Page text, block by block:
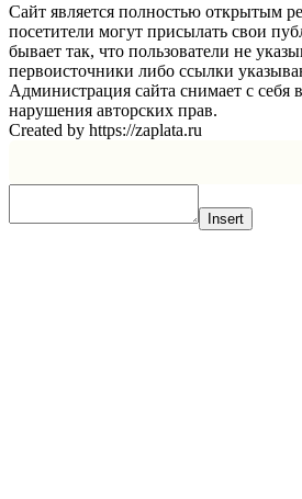
Сайт является полностью открытым
посетители могут присылать свои
бывает так, что пользователи не
первоисточники либо ссылки
Администрация сайта снимает с себя
нарушения авторских прав.
Created by https://zaplata.ru
Insert